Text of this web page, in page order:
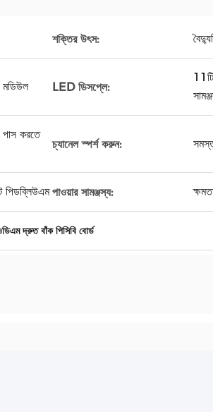
শক্তির উৎস:
মডিউল LED ডিসপ্লে:
পাস করতে
চ্যানেল স্পর্শ করুন:
পিডব্লিউএম পাওয়ার সামঞ্জস্য:
দ্রুত বাঁক পিসিবি বোর্ড